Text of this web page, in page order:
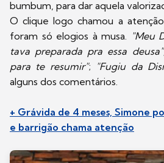
bumbum, para dar aquela
O clique logo chamou a
foram só elogios à musa.
"Meu
tava preparada pra essa
para te resumir"; "Fugiu da
alguns dos comentários.
+ Grávida de 4 meses, Simone
e barrigão chama atenção